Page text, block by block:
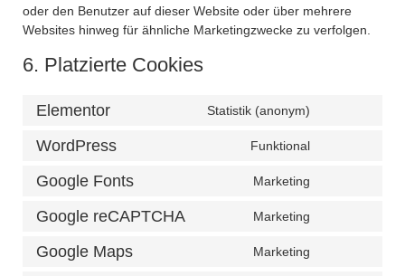
oder den Benutzer auf dieser Website oder über mehrere
Websites hinweg für ähnliche Marketingzwecke zu verfolgen.
6. Platzierte Cookies
Elementor Statistik (anonym)
WordPress Funktional
Google Fonts Marketing
Google reCAPTCHA Marketing
Google Maps Marketing